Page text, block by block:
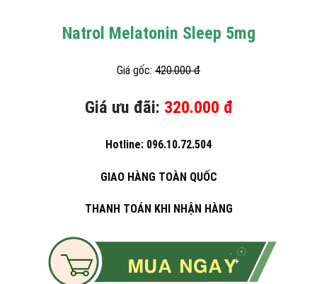
Natrol Melatonin Sleep 5mg
Giá gốc: 420.000 đ
Giá ưu đãi: 320.000 đ
Hotline: 096.10.72.504
GIAO HÀNG TOÀN QUỐC
THANH TOÁN KHI NHẬN HÀNG